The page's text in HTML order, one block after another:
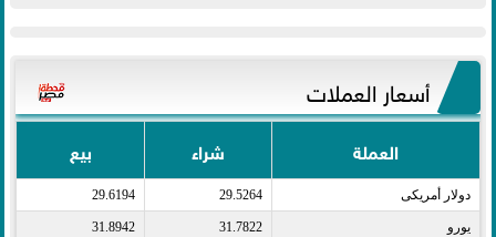
أسعار العملات
العملة شراء بيع
دولار أمريكى​ 29.5264
29.6194
يورو​ 31.7822
31.8942